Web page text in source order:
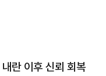
란 이후 신뢰 회복